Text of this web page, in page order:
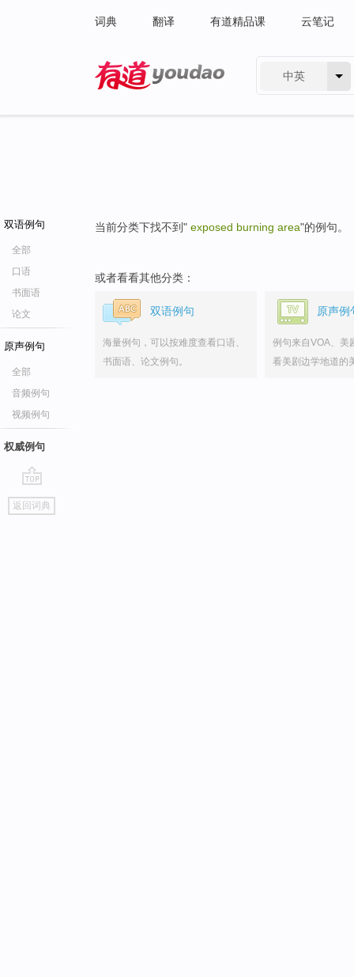
词典 翻译 有道精品课 云笔记
中英
双语例句
全部
口语
书面语
论文
原声例句
全部
音频例句
视频例句
权威例句
go
top
返回词典
当前分类下找不到" exposed burning area"的例句。
或者看看其他分类：
双语例句
海量例句，可以按难度查看口语、
书面语、论文例句。
原声例
例句来自VOA、美
看美剧边学地道的